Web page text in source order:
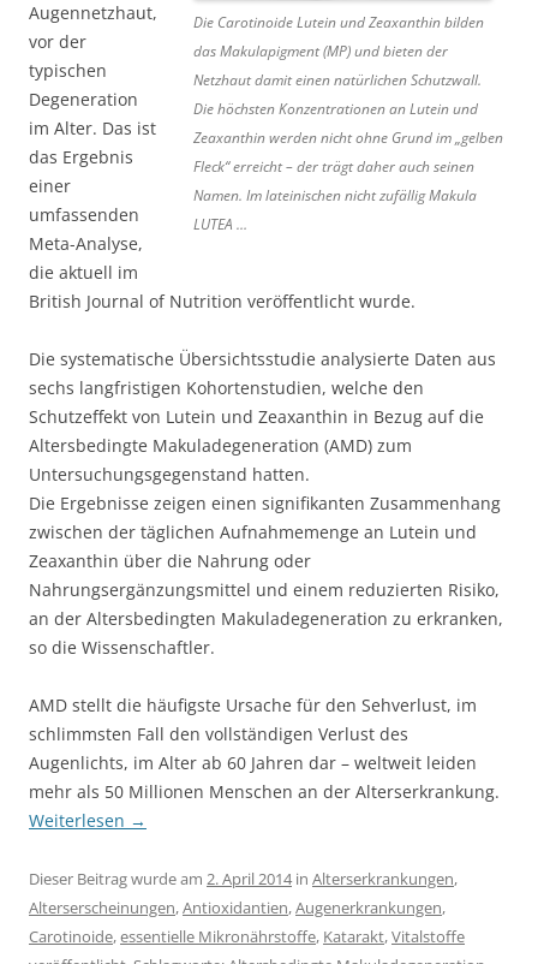
Die Carotinoide Lutein und Zeaxanthin bilden
das Makulapigment (MP) und bieten der
Netzhaut damit einen natürlichen Schutzwall.
Die höchsten Konzentrationen an Lutein und
Zeaxanthin werden nicht ohne Grund im „gelben
Fleck“ erreicht – der trägt daher auch seinen
Namen. Im lateinischen nicht zufällig Makula
LUTEA …
Augennetzhaut,
vor der
typischen
Degeneration
im Alter. Das ist
das Ergebnis
einer
umfassenden
Meta-Analyse,
die aktuell im
British Journal of Nutrition veröffentlicht wurde.
Die systematische Übersichtsstudie analysierte Daten aus
sechs langfristigen Kohortenstudien, welche den
Schutzeffekt von Lutein und Zeaxanthin in Bezug auf die
Altersbedingte Makuladegeneration (AMD) zum
Untersuchungsgegenstand hatten.
Die Ergebnisse zeigen einen signifikanten Zusammenhang
zwischen der täglichen Aufnahmemenge an Lutein und
Zeaxanthin über die Nahrung oder
Nahrungsergänzungsmittel und einem reduzierten Risiko,
an der Altersbedingten Makuladegeneration zu erkranken,
so die Wissenschaftler.
AMD stellt die häufigste Ursache für den Sehverlust, im
schlimmsten Fall den vollständigen Verlust des
Augenlichts, im Alter ab 60 Jahren dar – weltweit leiden
mehr als 50 Millionen Menschen an der Alterserkrankung.
Weiterlesen →
Dieser Beitrag wurde am 2. April 2014in Alterserkrankungen,
Alterserscheinungen,Antioxidantien,Augenerkrankungen,
Carotinoide,essentielle Mikronährstoffe, Katarakt,Vitalstoffe